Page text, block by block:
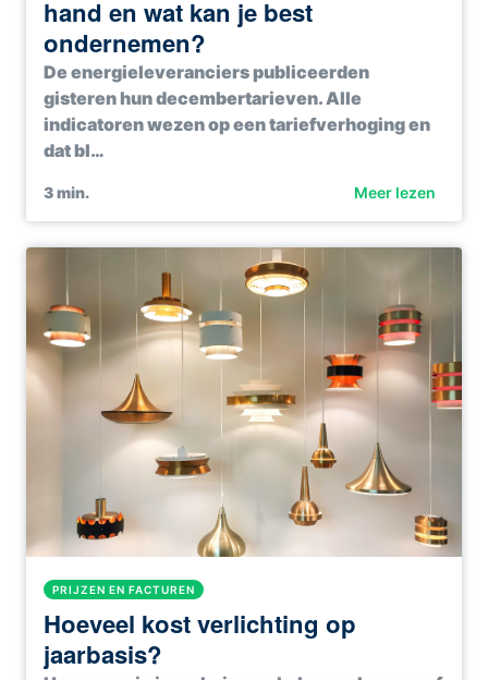
hand en wat kan je best
ondernemen?
De energieleveranciers publiceerden
gisteren hun decembertarieven. Alle
indicatoren wezen op een tariefverhoging en
dat bl…
3min. Meer lezen
PRIJZEN EN FACTUREN
Hoeveel kost verlichting op
jaarbasis?